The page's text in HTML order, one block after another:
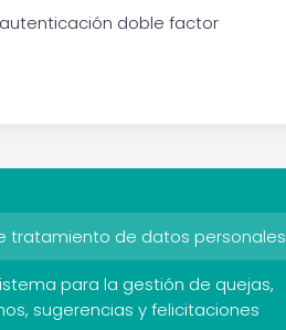
doble factor
tratamiento de datos personales
para la gestión de quejas,
sugerencias y felicitaciones